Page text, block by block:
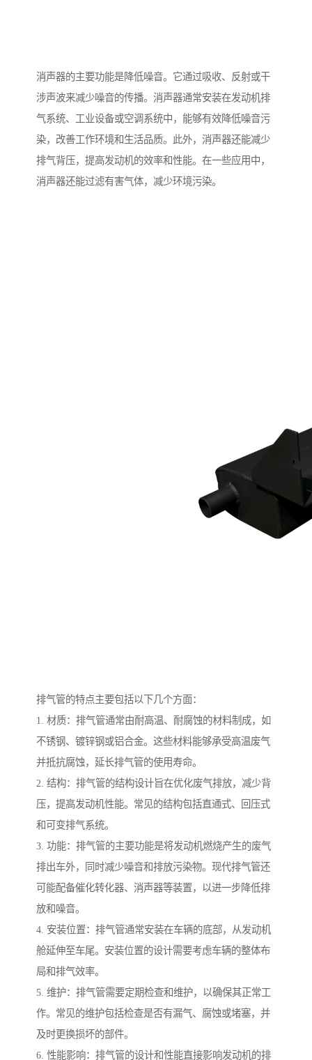
消声器的主要功能是降低噪音。它通过吸收、反射或干
涉声波来减少噪音的传播。消声器通常安装在发动机排
气系统、工业设备或空调系统中，能够有效降低噪音污
染，改善工作环境和生活品质。此外，消声器还能减少
排气背压，提高发动机的效率和性能。在一些应用中，
消声器还能过滤有害气体，减少环境污染。
排气管的特点主要包括以下几个方面：
1. 材质：排气管通常由耐高温、耐腐蚀的材料制成，如
不锈钢、镀锌钢或铝合金。这些材料能够承受高温废气
并抵抗腐蚀，延长排气管的使用寿命。
2. 结构：排气管的结构设计旨在优化废气排放，减少背
压，提高发动机性能。常见的结构包括直通式、回压式
和可变排气系统。
3. 功能：排气管的主要功能是将发动机燃烧产生的废气
排出车外，同时减少噪音和排放污染物。现代排气管还
可能配备催化转化器、消声器等装置，以进一步降低排
放和噪音。
4. 安装位置：排气管通常安装在车辆的底部，从发动机
舱延伸至车尾。安装位置的设计需要考虑车辆的整体布
局和排气效率。
5. 维护：排气管需要定期检查和维护，以确保其正常工
作。常见的维护包括检查是否有漏气、腐蚀或堵塞，并
及时更换损坏的部件。
6. 性能影响：排气管的设计和性能直接影响发动机的排